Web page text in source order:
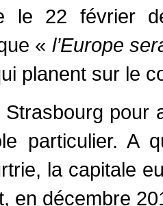
le 22 février
« l’Europe
planent sur le
pour
particulier. A
la capitale
en décembre